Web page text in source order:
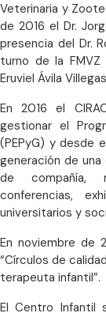
Veterinaria y
de 2016 el Dr.
presencia del Dr.
turno de la
Eruviel Ávila
En 2016 el
gestionar el
(PEPyG) y desde
generación de
de compañía,
conferencias,
universitarios y
En noviembre de
“Círculos de
terapeuta infantil”.
El Centro Infantil